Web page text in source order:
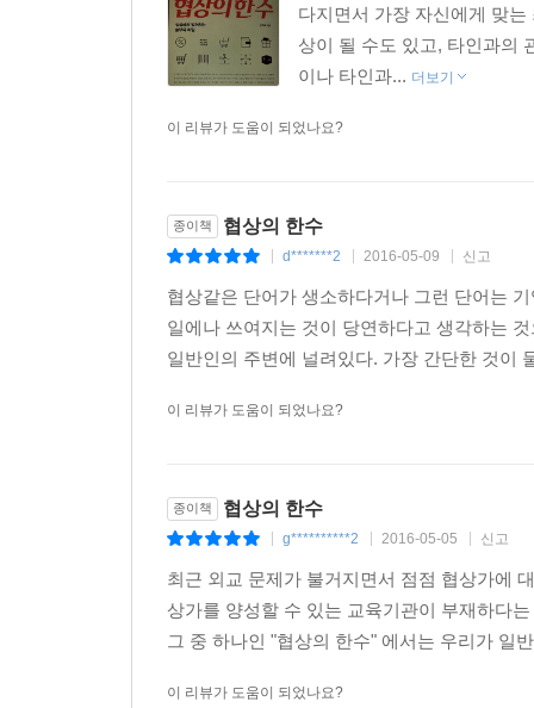
다지면서 가장 자신에게 맞
상이 될 수도 있고, 타인과의
이나 타인과... 더보기
이 리뷰가 도움이 되었나요?
종이책 협상의 한수
d*******2 2016-05-09 신고
협상같은 단어가 생소하다거나 그런 단어는
일에나 쓰여지는 것이 당연하다고 생각하는
일반인의 주변에 널려있다. 가장 간단한 것이
이 리뷰가 도움이 되었나요?
종이책 협상의 한수
g**********2 2016-05-05 신고
최근 외교 문제가 불거지면서 점점 협상가에
상가를 양성할 수 있는 교육기관이 부재하다
그 중 하나인 "협상의 한수" 에서는 우리가 일
이 리뷰가 도움이 되었나요?